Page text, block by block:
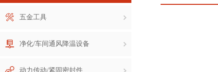
五金工具
净化/车间通风降温设备
动力传动/紧固密封件